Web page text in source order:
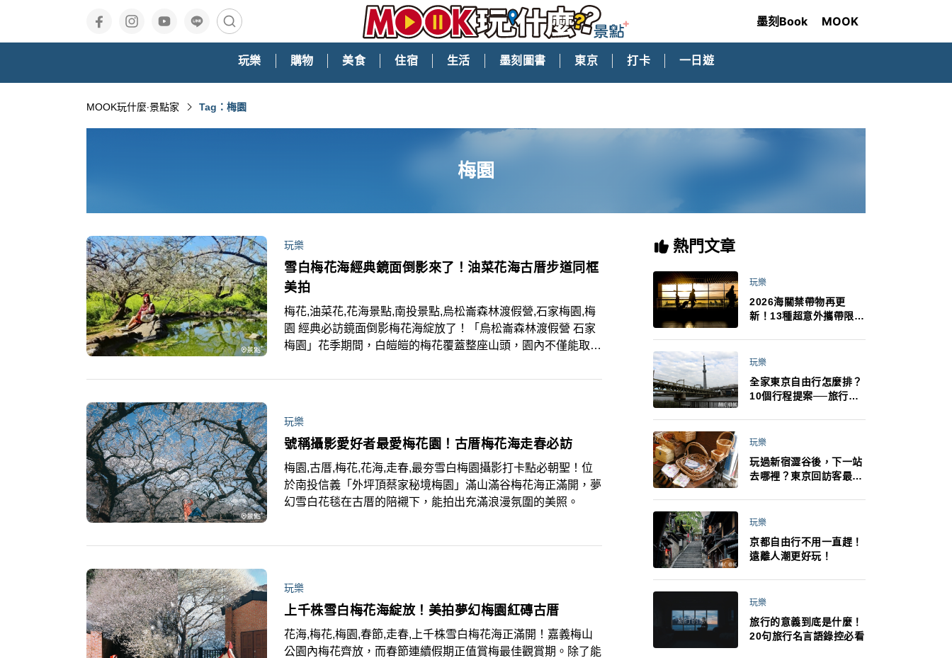
墨刻Book MOOK
玩樂 購物 美食 住宿 生活 墨刻圖書 東京 打卡 一日遊
MOOK玩什麼‧景點家 Tag：梅園
梅園
玩樂
雪白梅花海經典鏡面倒影來了！油菜花海古厝步道同框
美拍
梅花,油菜花,花海景點,南投景點,烏松崙森林渡假營,石家梅園,梅
園 經典必訪鏡面倒影梅花海綻放了！「烏松崙森林渡假營 石家
梅園」花季期間，白皚皚的梅花覆蓋整座山頭，園內不僅能取景
期前往美拍一波！
玩樂
號稱攝影愛好者最愛梅花園！古厝梅花海走春必訪
梅園,古厝,梅花,花海,走春,最夯雪白梅園攝影打卡點必朝聖！位
於南投信義「外坪頂蔡家秘境梅園」滿山滿谷梅花海正滿開，夢
幻雪白花毯在古厝的陪襯下，能拍出充滿浪漫氛圍的美照。
玩樂
上千株雪白梅花海綻放！美拍夢幻梅園紅磚古厝
花海,梅花,梅園,春節,走春,上千株雪白梅花海正滿開！嘉義梅山
公園內梅花齊放，而春節連續假期正值賞梅最佳觀賞期。除了能
熱門文章
玩樂
2026海關禁帶物再更
新！13種超意外攜帶限
最高還罰百萬！注意事項
玩樂
全家東京自由行怎麼排？
10個行程提案──旅行不
法！
玩樂
玩過新宿澀谷後，下一站
去哪裡？東京回訪客最推
玩樂
京都自由行不用一直趕！
遠離人潮更好玩！
玩樂
旅行的意義到底是什麼！
20句旅行名言語錄控必看